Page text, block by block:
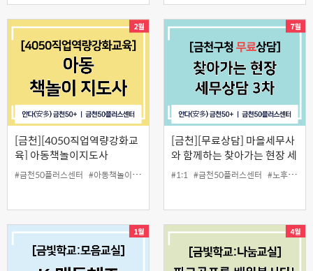
[금천][4050직업역량강화교
육] 아동책놀이지도사
#금천50플러스센터 #아동책놀이지도사 #일활동
[금천][무료상담] 마을세무사
와 함께하는 찾아가는 현장 세
무상담 3차
#1:1 #금천50플러스센터 #노후준비